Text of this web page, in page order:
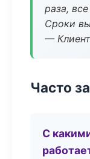
раза,
Сроки
—
Часто
С